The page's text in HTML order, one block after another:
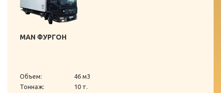
MAN ФУРГОН
Объем:
46 м3
Тоннаж:
10 т.